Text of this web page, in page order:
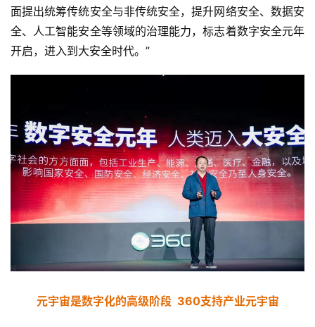
面提出统筹传统安全与非传统安全，提升网络安全、数据安
全、人工智能安全等领域的治理能力，标志着数字安全元年
开启，进入到大安全时代。”
元宇宙是数字化的高级阶段  360支持产业元宇宙